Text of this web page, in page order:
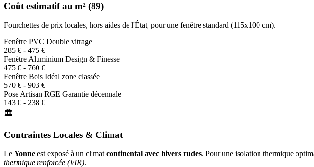
Coût estimatif au m² (89)
Fourchettes de prix locales, hors aides de l'État, pour une fenêtre standard (115x100 cm).
Fenêtre PVC Double vitrage
285 € - 475 €
Fenêtre Aluminium Design & Finesse
475 € - 760 €
Fenêtre Bois Idéal zone classée
570 € - 903 €
Pose Artisan RGE Garantie décennale
143 € - 238 €
🏛️
Contraintes Locales & Climat
Le Yonne est exposé à un climat continental avec hivers rudes. Pour une isolation thermique
thermique renforcée (VIR).